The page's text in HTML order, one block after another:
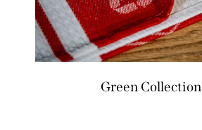
Green Collection